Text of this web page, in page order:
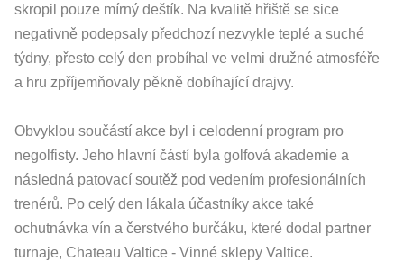
skropil pouze mírný deštík. Na kvalitě hřiště se sice
negativně podepsaly předchozí nezvykle teplé a suché
týdny, přesto celý den probíhal ve velmi družné atmosféře
a hru zpříjemňovaly pěkně dobíhající drajvy.
Obvyklou součástí akce byl i celodenní program pro
negolfisty. Jeho hlavní částí byla golfová akademie a
následná patovací soutěž pod vedením profesionálních
trenérů. Po celý den lákala účastníky akce také
ochutnávka vín a čerstvého burčáku, které dodal partner
turnaje, Chateau Valtice - Vinné sklepy Valtice.